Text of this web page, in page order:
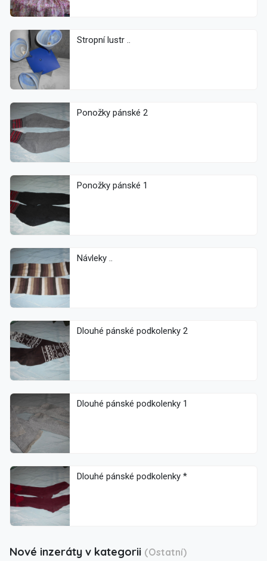
Stropní lustr ..
Ponožky pánské 2
Ponožky pánské 1
Návleky ..
Dlouhé pánské podkolenky 2
Dlouhé pánské podkolenky 1
Dlouhé pánské podkolenky *
Nové inzeráty v kategorii (Ostatní)